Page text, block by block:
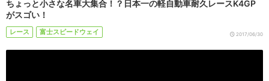
ちょっと小さな名車大集合！？日本一の軽自動車耐久レースK4GP
がスゴい！
レース 富士スピードウェイ 2017/06/30